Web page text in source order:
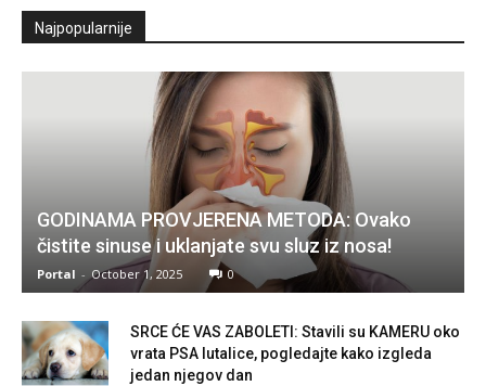
Najpopularnije
GODINAMA PROVJERENA METODA: Ovako
čistite sinuse i uklanjate svu sluz iz nosa!
Portal - October 1, 2025 0
SRCE ĆE VAS ZABOLETI: Stavili su KAMERU oko
vrata PSA lutalice, pogledajte kako izgleda
jedan njegov dan